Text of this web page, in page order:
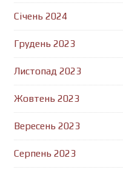
Січень 2024
Грудень 2023
Листопад 2023
Жовтень 2023
Вересень 2023
Серпень 2023